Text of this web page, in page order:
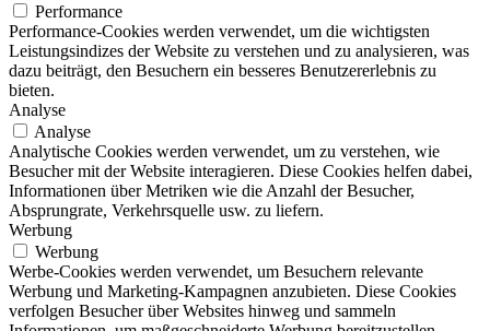
Performance
Performance-Cookies werden verwendet, um die wichtigsten
Leistungsindizes der Website zu verstehen und zu analysieren, was
dazu beiträgt, den Besuchern ein besseres Benutzererlebnis zu
bieten.
Analyse
Analyse
Analytische Cookies werden verwendet, um zu verstehen, wie
Besucher mit der Website interagieren. Diese Cookies helfen dabei,
Informationen über Metriken wie die Anzahl der Besucher,
Absprungrate, Verkehrsquelle usw. zu liefern.
Werbung
Werbung
Werbe-Cookies werden verwendet, um Besuchern relevante
Werbung und Marketing-Kampagnen anzubieten. Diese Cookies
verfolgen Besucher über Websites hinweg und sammeln